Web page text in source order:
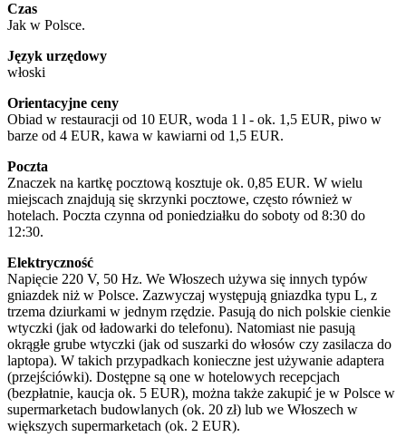
Czas
Jak w Polsce.
Język urzędowy
włoski
Orientacyjne ceny
Obiad w restauracji od 10 EUR, woda 1 l - ok. 1,5 EUR, piwo w
barze od 4 EUR, kawa w kawiarni od 1,5 EUR.
Poczta
Znaczek na kartkę pocztową kosztuje ok. 0,85 EUR. W wielu
miejscach znajdują się skrzynki pocztowe, często również w
hotelach. Poczta czynna od poniedziałku do soboty od 8:30 do
12:30.
Elektryczność
Napięcie 220 V, 50 Hz. We Włoszech używa się innych typów
gniazdek niż w Polsce. Zazwyczaj występują gniazdka typu L, z
trzema dziurkami w jednym rzędzie. Pasują do nich polskie cienkie
wtyczki (jak od ładowarki do telefonu). Natomiast nie pasują
okrągłe grube wtyczki (jak od suszarki do włosów czy zasilacza do
laptopa). W takich przypadkach konieczne jest używanie adaptera
(przejściówki). Dostępne są one w hotelowych recepcjach
(bezpłatnie, kaucja ok. 5 EUR), można także zakupić je w Polsce w
supermarketach budowlanych (ok. 20 zł) lub we Włoszech w
większych supermarketach (ok. 2 EUR).